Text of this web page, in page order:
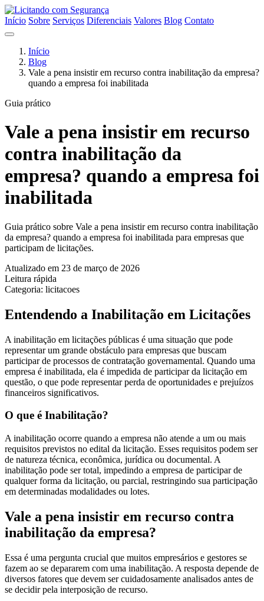
Início Sobre Serviços Diferenciais Valores Blog Contato
Início
Blog
Vale a pena insistir em recurso contra inabilitação da empresa?
quando a empresa foi inabilitada
Guia prático
Vale a pena insistir em recurso
contra inabilitação da
empresa? quando a empresa foi
inabilitada
Guia prático sobre Vale a pena insistir em recurso contra inabilitação
da empresa? quando a empresa foi inabilitada para empresas que
participam de licitações.
Atualizado em 23 de março de 2026
Leitura rápida
Categoria: licitacoes
Entendendo a Inabilitação em Licitações
A inabilitação em licitações públicas é uma situação que pode
representar um grande obstáculo para empresas que buscam
participar de processos de contratação governamental. Quando uma
empresa é inabilitada, ela é impedida de participar da licitação em
questão, o que pode representar perda de oportunidades e prejuízos
financeiros significativos.
O que é Inabilitação?
A inabilitação ocorre quando a empresa não atende a um ou mais
requisitos previstos no edital da licitação. Esses requisitos podem ser
de natureza técnica, econômica, jurídica ou documental. A
inabilitação pode ser total, impedindo a empresa de participar de
qualquer forma da licitação, ou parcial, restringindo sua participação
em determinadas modalidades ou lotes.
Vale a pena insistir em recurso contra
inabilitação da empresa?
Essa é uma pergunta crucial que muitos empresários e gestores se
fazem ao se depararem com uma inabilitação. A resposta depende de
diversos fatores que devem ser cuidadosamente analisados antes de
se decidir pela interposição de recurso.